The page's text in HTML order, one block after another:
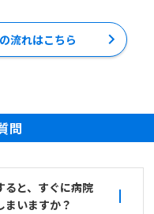
流れはこちら
問
ると、すぐに病院
いますか？